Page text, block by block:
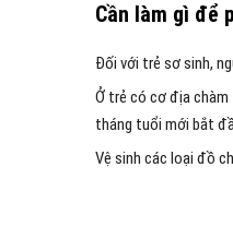
Cần làm gì để
Đối với trẻ sơ sinh,
Ở trẻ có cơ địa
tháng tuổi mới bắt
Vệ sinh các loại đồ